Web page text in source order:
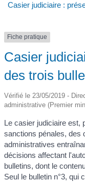
Casier judiciaire :
Fiche pratique
Casier
des trois
Vérifié le 23/05/2019 -
administrative (Premier
Le casier judiciaire est,
sanctions pénales, des
administratives
décisions affectant
bulletins, dont le
Seul le bulletin n°3, qui